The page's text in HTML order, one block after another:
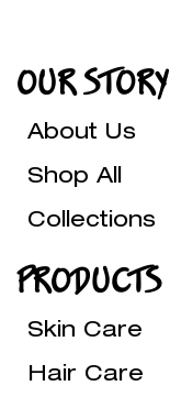
OUR STORY
About Us
Shop All
Collections
PRODUCTS
Skin Care
Hair Care